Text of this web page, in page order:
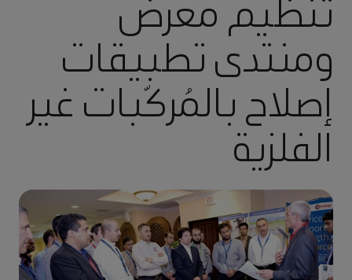
تنظيم معرض
ومنتدى تطبيقات
إصلاح بالمُركّبات غير
الفلزية